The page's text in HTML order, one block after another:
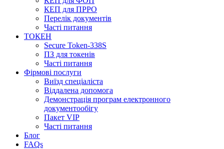
КЕП для ПРРО
Перелік документів
Часті питання
ТОКЕН
Secure Token-338S
ПЗ для токенів
Часті питання
Фірмові послуги
Виїзд спеціаліста
Віддалена допомога
Демонстрація програм електронного
документообігу
Пакет VIP
Часті питання
Блог
FAQs